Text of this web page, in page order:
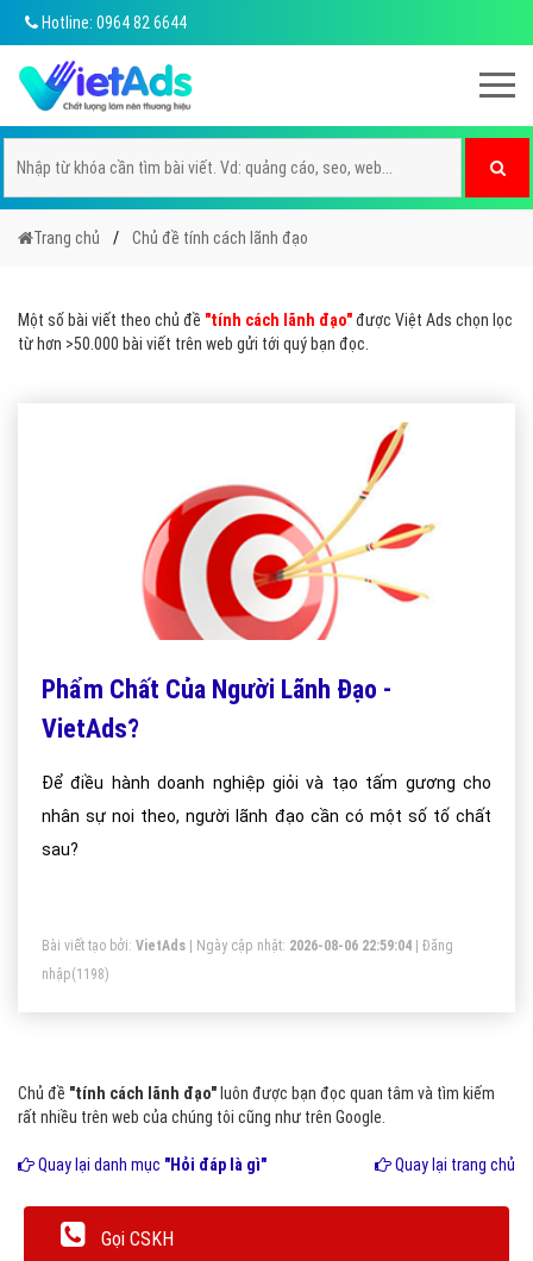
Hotline: 0964 82 6644
Trang chủ Chủ đề tính cách lãnh đạo
Một số bài viết theo chủ đề "tính cách lãnh đạo"được Việt Ads chọn lọc
từ hơn >50.000 bài viết trên web gửi tới quý bạn đọc.
Phẩm Chất Của Người Lãnh Đạo -
VietAds?
Để điều hành doanh nghiệp giỏi và tạo tấm gương cho
nhân sự noi theo, người lãnh đạo cần có một số tố chất
sau?
Bài viết tạo bởi: VietAds | Ngày cập nhật: 2026-08-06 22:59:04
Đăng
nhập(1198)
Chủ đề "tính cách lãnh đạo" luôn được bạn đọc quan tâm và tìm kiếm
rất nhiều trên web của chúng tôi cũng như trên Google.
Quay lại danh mục "Hỏi đáp là gì" Quay lại trang chủ
Gọi CSKH